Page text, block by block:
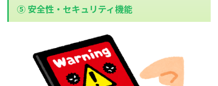
⑤ 安全性・セキュリティ機能